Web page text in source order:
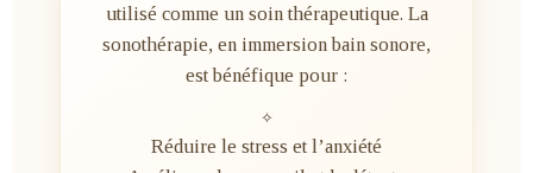
utilisé comme un soin thérapeutique. La
sonothérapie, en immersion bain sonore,
est bénéfique pour :
✧
Réduire le stress et l’anxiété